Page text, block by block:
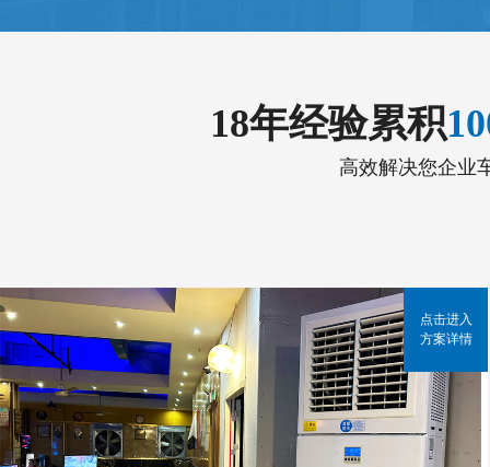
18年经验累积
高效解决您企业
点击进入
方案详情